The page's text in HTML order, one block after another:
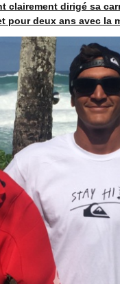
clairement dirigé sa
deux ans avec la